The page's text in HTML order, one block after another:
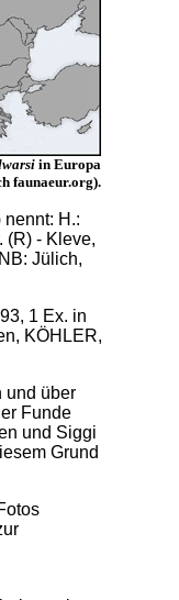
in Europa
faunaeur.org).
H.:
(R) - Kleve,
Jülich,
1 Ex. in
KÖHLER,
und über
Funde
und Siggi
Grund